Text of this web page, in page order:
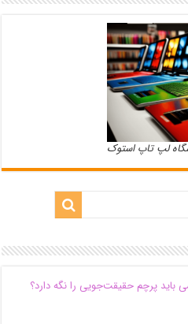
لپ تاپ استوک
پرچم حقیقت‌جویی را نگه دارد؟